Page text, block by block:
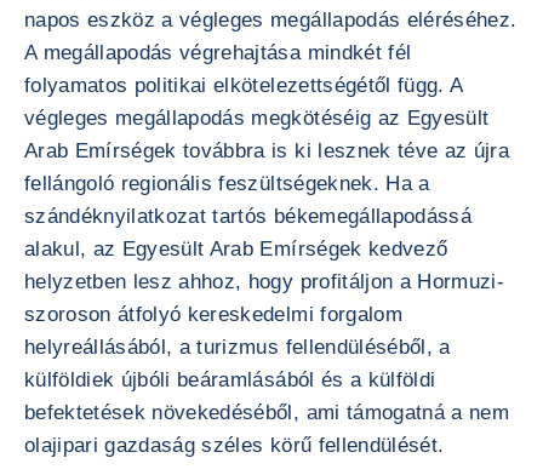
napos eszköz a végleges megállapodás eléréséhez.
A megállapodás végrehajtása mindkét fél
folyamatos politikai elkötelezettségétől függ. A
végleges megállapodás megkötéséig az Egyesült
Arab Emírségek továbbra is ki lesznek téve az újra
fellángoló regionális feszültségeknek. Ha a
szándéknyilatkozat tartós békemegállapodássá
alakul, az Egyesült Arab Emírségek kedvező
helyzetben lesz ahhoz, hogy profitáljon a Hormuzi-
szoroson átfolyó kereskedelmi forgalom
helyreállásából, a turizmus fellendüléséből, a
külföldiek újbóli beáramlásából és a külföldi
befektetések növekedéséből, ami támogatná a nem
olajipari gazdaság széles körű fellendülését.